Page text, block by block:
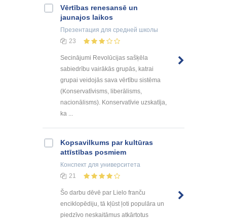
Vērtības renesansē un
jaunajos laikos
Презентация для средней школы
23
Secinājumi Revolūcijas sašķēla
sabiedrību vairākās grupās, katrai
grupai veidojās sava vērtību sistēma
(Konservatīvisms, liberālisms,
nacionālisms). Konservatīvie uzskatīja,
ka ...
Kopsavilkums par kultūras
attīstības posmiem
Конспект для университета
21
Šo darbu dēvē par Lielo franču
enciklopēdiju, tā kļūst ļoti populāra un
piedzīvo neskaitāmus atkārtotus